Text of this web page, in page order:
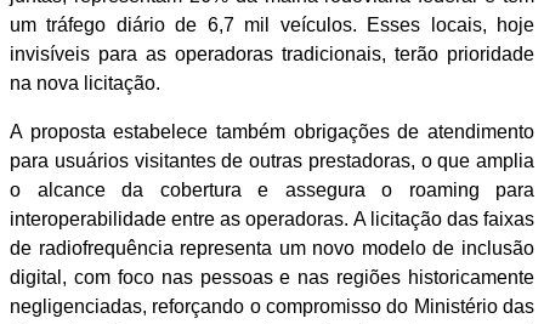
um tráfego diário de 6,7 mil veículos. Esses locais, hoje
invisíveis para as operadoras tradicionais, terão prioridade
na nova licitação.
A proposta estabelece também obrigações de atendimento
para usuários visitantes de outras prestadoras, o que amplia
o alcance da cobertura e assegura o roaming para
interoperabilidade entre as operadoras. A licitação das faixas
de radiofrequência representa um novo modelo de inclusão
digital, com foco nas pessoas e nas regiões historicamente
negligenciadas, reforçando o compromisso do Ministério das